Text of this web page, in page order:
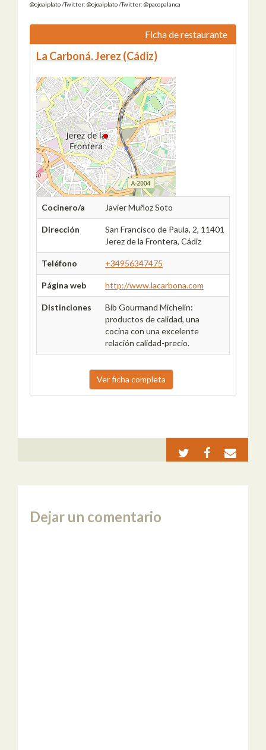
@ojoalplato /Twitter: @ojoalplato /Twitter: @pacopalanca
Ficha de restaurante
La Carboná. Jerez (Cádiz)
Cocinero/a Javier Muñoz Soto
Dirección
San Francisco de Paula, 2, 11401
Jerez de la Frontera, Cádiz
Teléfono +34956347475
Página web http://www.lacarbona.com
Distinciones
Bib Gourmand Michelin:
productos de calidad, una
cocina con una excelente
relación calidad-precio.
Ver ficha completa
Dejar un comentario